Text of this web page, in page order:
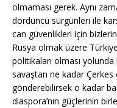
olmaması gerek. Aynı
dördüncü sürgünleri ile
can güvenlikleri için
Rusya olmak üzere
politikaları olması
savaştan ne kadar Çerkes
gönderebilirsek o kadar
diaspora’nın güçlerinin